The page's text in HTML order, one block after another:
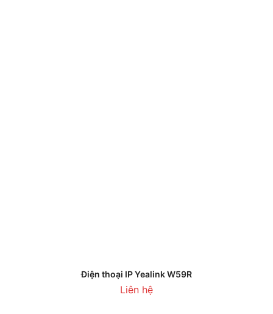
Điện thoại IP Yealink W59R
Liên hệ